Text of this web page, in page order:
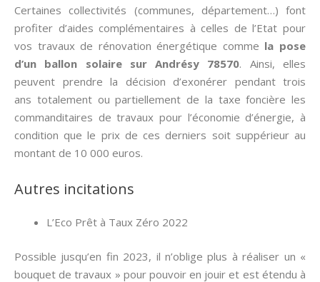
Certaines collectivités (communes, département…) font
profiter d’aides complémentaires à celles de l’Etat pour
vos travaux de rénovation énergétique comme la pose
d’un ballon solaire sur Andrésy 78570. Ainsi, elles
peuvent prendre la décision d’exonérer pendant trois
ans totalement ou partiellement de la taxe foncière les
commanditaires de travaux pour l’économie d’énergie, à
condition que le prix de ces derniers soit suppérieur au
montant de 10 000 euros.
Autres incitations
L’Eco Prêt à Taux Zéro 2022
Possible jusqu’en fin 2023, il n’oblige plus à réaliser un «
bouquet de travaux » pour pouvoir en jouir et est étendu à